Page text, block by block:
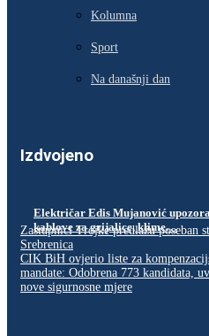
Kolumna
Sport
Na današnji dan
Izdvojeno
Električar Edis Mujanović
kablove za grijalice, klime…
Zastupnici Trojke predlažu poseban
Srebrenica
CIK BiH ovjerio liste za
mandate: Odobrena 773 kandidata,
nove sigurnosne mjere